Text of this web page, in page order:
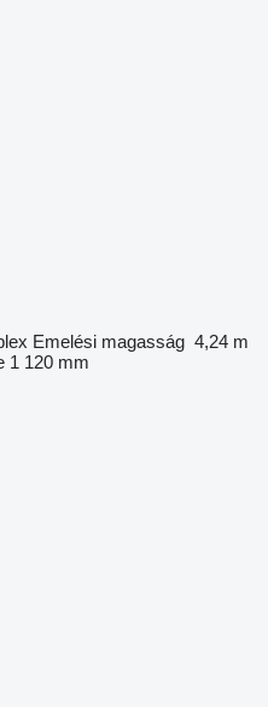
Emelési magasság 4,24 m
1 120 mm